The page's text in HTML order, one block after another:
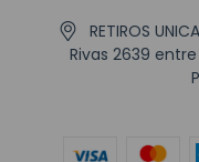
RETIROS
Rivas 2639